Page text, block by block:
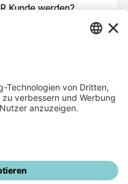
Kunde werden?